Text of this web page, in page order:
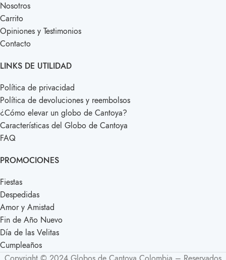
Nosotros
Carrito
Opiniones y Testimonios
Contacto
LINKS DE UTILIDAD
Política de privacidad
Política de devoluciones y reembolsos
¿Cómo elevar un globo de Cantoya?
Características del Globo de Cantoya
FAQ
PROMOCIONES
Fiestas
Despedidas
Amor y Amistad
Fin de Año Nuevo
Día de las Velitas
Cumpleaños